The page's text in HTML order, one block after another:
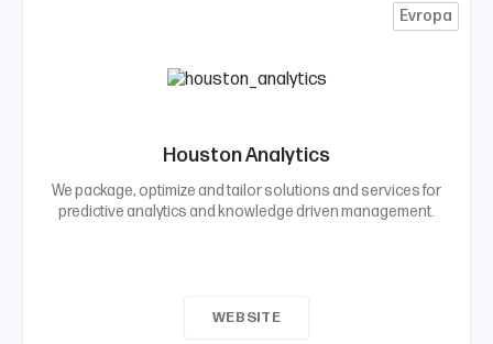
Evropa
Houston Analytics
We package, optimize and tailor solutions and services for
predictive analytics and knowledge driven management.
WEBSITE